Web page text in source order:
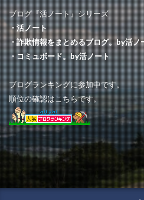
シャワーヘッド
アイビ
OUTLET FACTORY
子
anny
サイト とみ
スシロー
マルシェ
ラクマ
中古 mini
ストール専門店
ネット
MAGIC STORE
OC sirito
グッドアイテム
トレード
ファッション
BUY ONLINE
街角商店
ブログ『活ノート』シリーズ
・活ノート
・詐欺情報をまとめるブログ。by活ノ
・コミュボード。by活ノート
ブログランキングに参加中です。
順位の確認はこちらです。